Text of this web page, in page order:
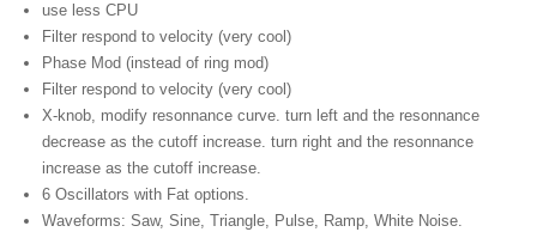
use less CPU
Filter respond to velocity (very cool)
Phase Mod (instead of ring mod)
Filter respond to velocity (very cool)
X-knob, modify resonnance curve. turn left and the resonnance
decrease as the cutoff increase. turn right and the resonnance
increase as the cutoff increase.
6 Oscillators with Fat options.
Waveforms: Saw, Sine, Triangle, Pulse, Ramp, White Noise.